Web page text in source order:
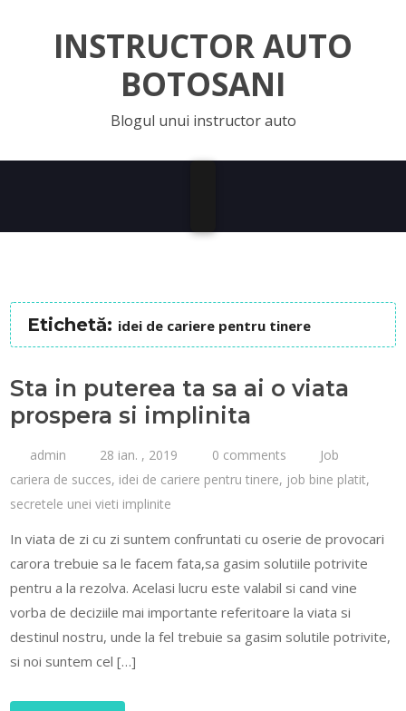
INSTRUCTOR AUTO
BOTOSANI
Blogul unui instructor auto
Etichetă: idei de cariere pentru tinere
Sta in puterea ta sa ai o viata
prospera si implinita
admin 28 ian. , 2019 0 comments
Job
cariera de succes, idei de cariere pentru tinere, job bine platit,
secretele unei vieti implinite
In viata de zi cu zi suntem confruntati cu oserie de provocari
carora trebuie sa le facem fata,sa gasim solutiile potrivite
pentru a la rezolva. Acelasi lucru este valabil si cand vine
vorba de deciziile mai importante referitoare la viata si
destinul nostru, unde la fel trebuie sa gasim solutile potrivite,
si noi suntem cel […]